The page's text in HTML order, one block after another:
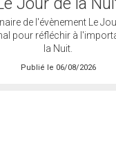
de l'évènement Le
pour réfléchir à
la Nuit.
Publié le 06/08/2026